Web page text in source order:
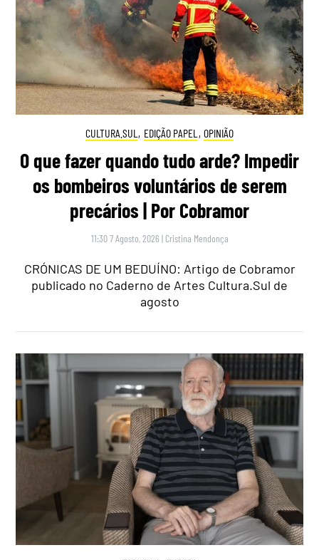
CULTURA.SUL , EDIÇÃO PAPEL , OPINIÃO
O que fazer quando tudo arde? Impedir
os bombeiros voluntários de serem
precários | Por Cobramor
11:30 7 Agosto, 2026 | Cristina Mendonça
CRÓNICAS DE UM BEDUÍNO: Artigo de Cobramor
publicado no Caderno de Artes Cultura.Sul de
agosto